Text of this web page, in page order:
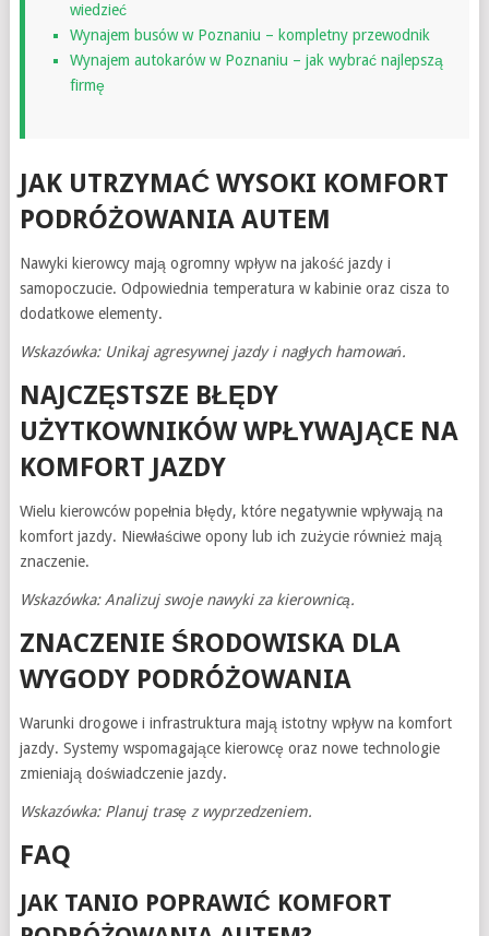
wiedzieć
Wynajem busów w Poznaniu – kompletny przewodnik
Wynajem autokarów w Poznaniu – jak wybrać najlepszą
firmę
JAK UTRZYMAĆ WYSOKI KOMFORT
PODRÓŻOWANIA AUTEM
Nawyki kierowcy mają ogromny wpływ na jakość jazdy i
samopoczucie. Odpowiednia temperatura w kabinie oraz cisza to
dodatkowe elementy.
Wskazówka: Unikaj agresywnej jazdy i nagłych hamowań.
NAJCZĘSTSZE BŁĘDY
UŻYTKOWNIKÓW WPŁYWAJĄCE NA
KOMFORT JAZDY
Wielu kierowców popełnia błędy, które negatywnie wpływają na
komfort jazdy. Niewłaściwe opony lub ich zużycie również mają
znaczenie.
Wskazówka: Analizuj swoje nawyki za kierownicą.
ZNACZENIE ŚRODOWISKA DLA
WYGODY PODRÓŻOWANIA
Warunki drogowe i infrastruktura mają istotny wpływ na komfort
jazdy. Systemy wspomagające kierowcę oraz nowe technologie
zmieniają doświadczenie jazdy.
Wskazówka: Planuj trasę z wyprzedzeniem.
FAQ
JAK TANIO POPRAWIĆ KOMFORT